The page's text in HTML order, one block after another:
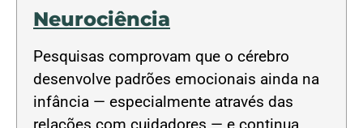
Neurociência
Pesquisas comprovam que o cérebro
desenvolve padrões emocionais ainda na
infância — especialmente através das